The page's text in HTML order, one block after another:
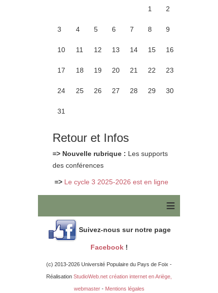
1 2
3 4 5 6 7 8 9
10 11 12 13 14 15 16
17 18 19 20 21 22 23
24 25 26 27 28 29 30
31
Retour et Infos
=> Nouvelle rubrique : Les supports
des conférences
=> Le cycle 3 2025-2026 est en ligne
≡
Suivez-nous sur notre page
Facebook!
(c) 2013-2026 Université Populaire du Pays de Foix -
Réalisation StudioWeb.net création internet en Ariège,
webmaster- Mentions légales